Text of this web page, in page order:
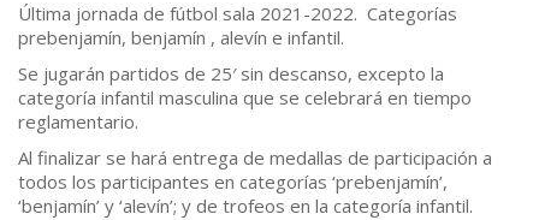
Última jornada de fútbol sala 2021-2022. Categorías
prebenjamín, benjamín , alevín e infantil.
Se jugarán partidos de 25′ sin descanso, excepto la
categoría infantil masculina que se celebrará en tiempo
reglamentario.
Al finalizar se hará entrega de medallas de participación a
todos los participantes en categorías ‘prebenjamín’,
‘benjamín’ y ‘alevín’; y de trofeos en la categoría infantil.